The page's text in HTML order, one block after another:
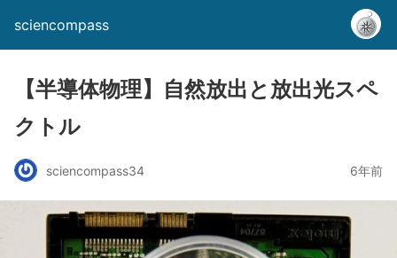
sciencompass
【半導体物理】自然放出と放出光スペ
クトル
sciencompass34 6年前